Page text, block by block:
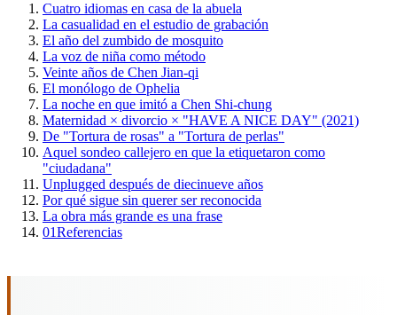
Cuatro idiomas en casa de la abuela
La casualidad en el estudio de grabación
El año del zumbido de mosquito
La voz de niña como método
Veinte años de Chen Jian-qi
El monólogo de Ophelia
La noche en que imitó a Chen Shi-chung
Maternidad × divorcio × "HAVE A NICE DAY" (2021)
De "Tortura de rosas" a "Tortura de perlas"
Aquel sondeo callejero en que la etiquetaron como
"ciudadana"
Unplugged después de diecinueve años
Por qué sigue sin querer ser reconocida
La obra más grande es una frase
01Referencias